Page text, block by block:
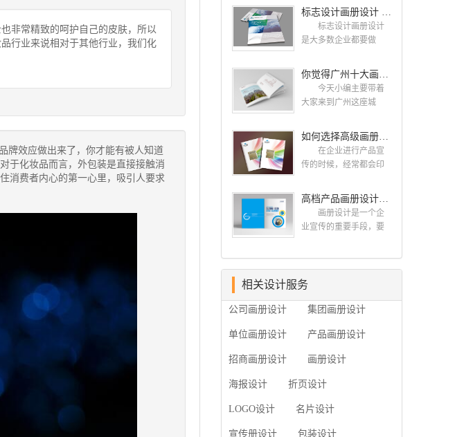
非常精致的呵护自己的皮肤，所以
行业来说相对于其他行业，我们化
牌效应做出来了，你才能有被人知道
于化妆品而言，外包装是直接接触消
消费者内心的第一心里，吸引人要求
公司，这样设计出来的
画册，才能让人眼前一
亮，才能够给公司带来
计找哪家公司。 广
州画册设计哪家公司
好？本地人都会选择古
柏品牌设计有限公司成
立于2004年，是由一群
专业、独特的IT精英组
贴网络时代的发展潮
流，对中国网络应用的
现状和趋势有很深的...
标志设计画册设计 对标志设计有哪些原则呢？
标志设计画册设计
是大多数企业都要做
一个企业的门面形象，
而画册就是作为宣传，
把企业的形象和活动更
不能缺少的。标志设计
画册设计 简练、概
括、完美!即要成功到几
案的程度是我们的目
标，其难度比之其它任
何艺术设计都要大得
循以下的原则： 1.详
的、适用范畴并深刻...
你觉得广州十大画册设计公司的排名真的重要吗？
今天小编主要带着
大家来到广州这座城
设计公司是那些?古柏品
牌提供画册设计，宣传
册设计,排版设计，画册
广州集团/单位/产品/目录
画册设计/印刷公司。相
信不少喜欢设计的小伙
古柏设计 古柏品牌
设计系品牌策划与推
面设计、产品包装设
站建设与推广的专业...
如何选择高级画册设计公司 怎么制作高级企业画册
在企业进行产品宣
传的时候，经常都会印
要找一家出色的画册制
作公司。下面古柏品牌
设计就给大家说说如何
画册?高级画册设计公
册设计公司 首先是
员工的能力是否过硬。
这包括调研人员观察捕
捉信息、与企业顺利沟
能力;摄影人员拍摄出真
片的能力;设计人员高水
作软件，深谙画册设...
高档产品画册设计的有哪些小技巧
画册设计是一个企
业宣传的重要手段，要
示企业品牌形象。高档
产品画册设计有哪些小
古柏品牌设计怎么说!高
高档产品画册设计要注
关注 现在企业都在
使用产品画册来进行市
设计就应该更多的重视
一个成功的高档产品画
相关设计服务
公司画册设计 集团画册设计
单位画册设计 产品画册设计
招商画册设计 画册设计
海报设计 折页设计
LOGO设计 名片设计
宣传册设计 包装设计